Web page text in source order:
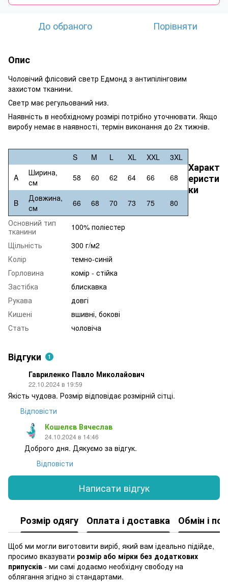
До обраного Порівняти
Опис
Чоловічий флісовий светр Едмонд з антипілінговим
захистом тканини.
Светр має регульований низ.
Наявність в необхідному розмірі потрібно уточнювати. Якщо
виробу немає в наявності, термін виконання до 2х тижнів.
S M L XL XXL
3XL
A
Ширина,
см
58 60 62 64 66 68
B
Довжина,
см
66 68 70 73 75 80
Характ
еристи
ки
Основний тип
тканини
100% поліестер
Щільність
300 г/м2
Колір
темно-синій
Горловина
комір - стійка
Застібка
блискавка
Рукава
довгі
Кишені
вшивні, бокові
Стать
чоловіча
Відгуки 1
Гавриленко Павло Миколайович
22.10.2024 в 19:59
Якість чудова. Розмір відповідає розмірній сітці.
Відповісти
Кошелєв Вячеслав
24.10.2024 в 14:46
Доброго дня. Дякуємо за відгук.
Відповісти
Написати відгук
Розмір одягу Оплата і доставка Обмін і
Щоб ми могли виготовити виріб, який вам ідеально підійде,
просимо вказувати розмір або мірки без додаткових
припусків - ми самі додаємо необхідну свободу на
облягання згідно зі стандартами.